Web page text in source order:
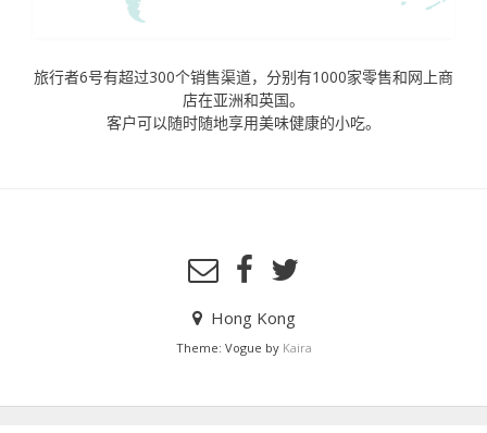
旅行者6号有超过300个销售渠道，分别有1000家零售和网上商
店在亚洲和英国。
客户可以随时随地享用美味健康的小吃。
Hong Kong
Theme: Vogue by Kaira